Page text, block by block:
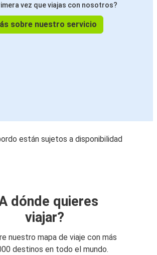
vez que viajas con nosotros?
sobre nuestro servicio
están sujetos a disponibilidad
dónde quieres
viajar?
nuestro mapa de viaje con más
destinos en todo el mundo.